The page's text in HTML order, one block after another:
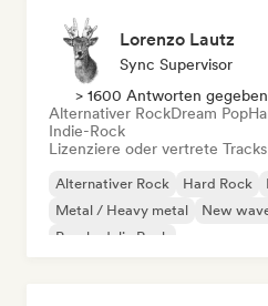
Lorenzo Lautz
Sync Supervisor
> 1600 Antworten gegeben
Alternativer RockDream Pop
Indie-Rock
Lizenziere oder vertrete
Alternativer Rock Hard Rock
Metal / Heavy metal
New
Psychedelic Rock